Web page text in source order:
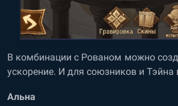
В комбинации с Рованом можно
ускорение. И для союзников и Тэйна
Альна